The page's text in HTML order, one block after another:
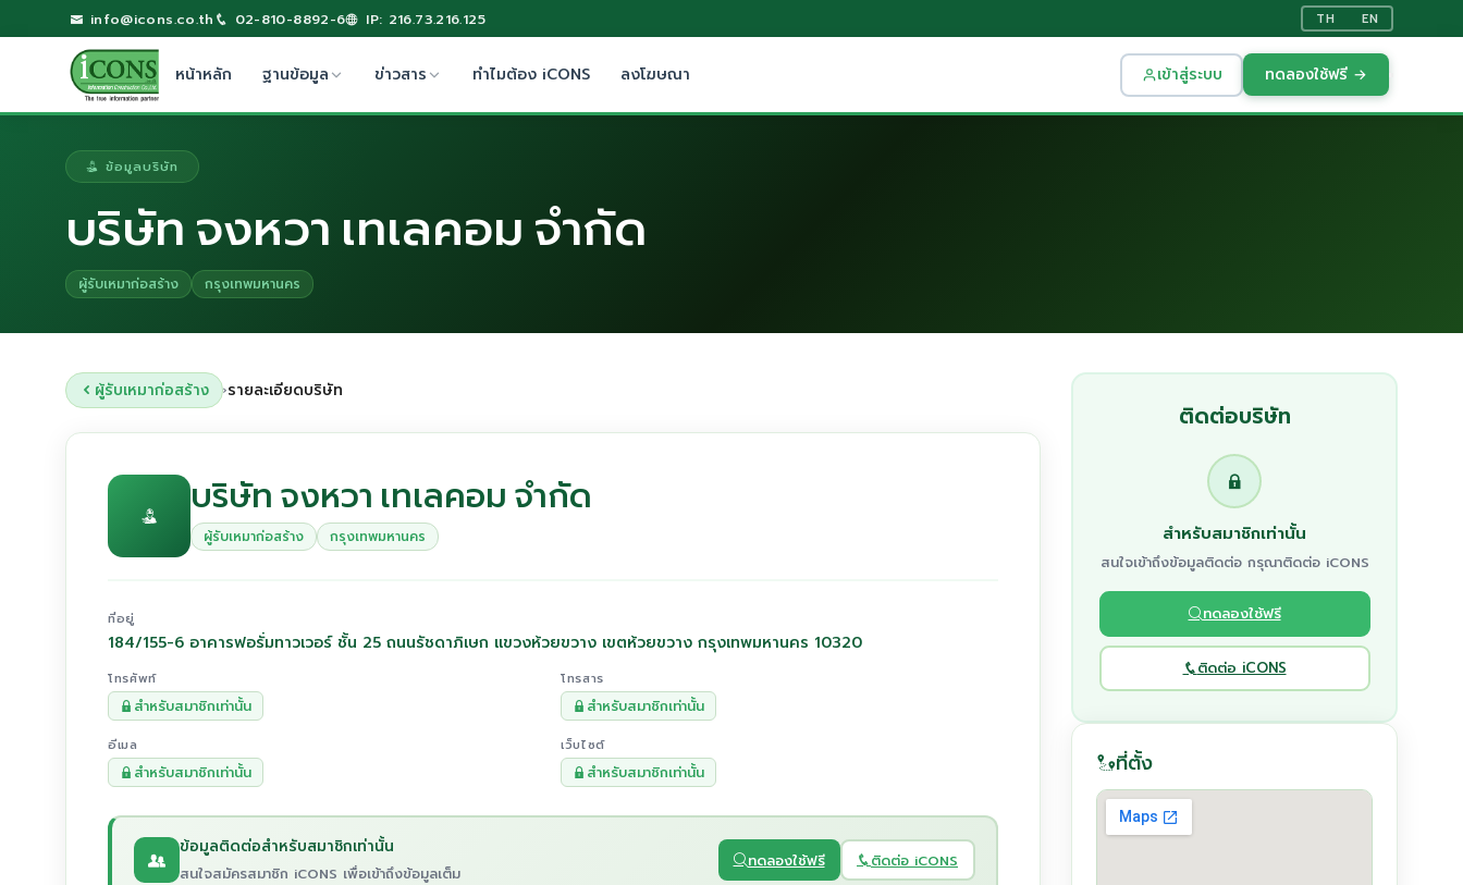
info@icons.co.th 02-810-8892-6 IP: 216.73.216.125 TH EN
หน้าหลัก ฐานข้อมูล ข่าวสาร ทำไมต้อง iCONS ลงโฆษณา เข้าสู่ระบบ ทดลองใช้ฟรี →
ข้อมูลบริษัท
บริษัท จงหวา เทเลคอม จำกัด
ผู้รับเหมาก่อสร้าง กรุงเทพมหานคร
ผู้รับเหมาก่อสร้าง ›รายละเอียดบริษัท
บริษัท จงหวา เทเลคอม จำกัด
ผู้รับเหมาก่อสร้าง กรุงเทพมหานคร
ที่อยู่
184/155-6 อาคารฟอรั่มทาวเวอร์ ชั้น 25 ถนนรัชดาภิเษก แขวงห้วยขวาง เขตห้วยขวาง กรุงเทพมหานคร 10320
โทรศัพท์
สำหรับสมาชิกเท่านั้น
โทรสาร
สำหรับสมาชิกเท่านั้น
อีเมล
สำหรับสมาชิกเท่านั้น
เว็บไซต์
สำหรับสมาชิกเท่านั้น
ข้อมูลติดต่อสำหรับสมาชิกเท่านั้น
สนใจสมัครสมาชิก iCONS เพื่อเข้าถึงข้อมูลเต็ม
ทดลองใช้ฟรี ติดต่อ iCONS
ติดต่อบริษัท
สำหรับสมาชิกเท่านั้น
สนใจเข้าถึงข้อมูลติดต่อ กรุณาติดต่อ iCONS
ทดลองใช้ฟรี
ติดต่อ iCONS
ที่ตั้ง